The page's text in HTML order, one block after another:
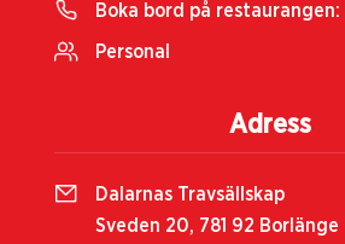
Boka bord på restaurangen:
Personal
Adress
Dalarnas Travsällskap
Sveden 20, 781 92 Borlänge